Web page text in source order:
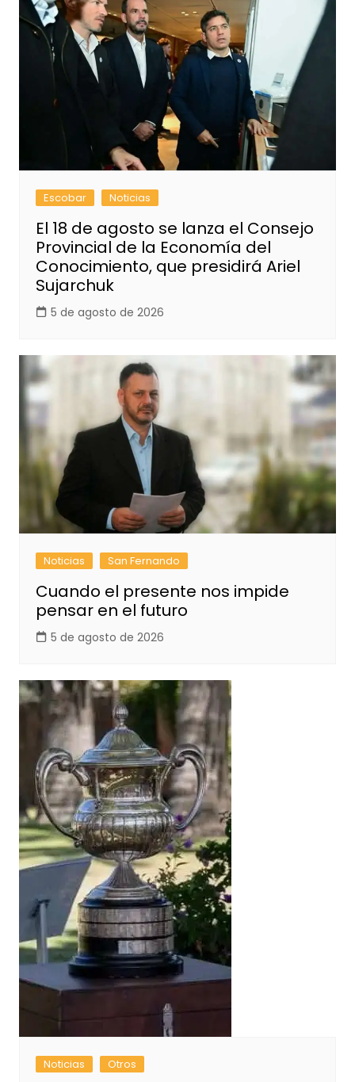
Escobar Noticias
El 18 de agosto se lanza el Consejo
Provincial de la Economía del
Conocimiento, que presidirá Ariel
Sujarchuk
5 de agosto de 2026
Noticias San Fernando
Cuando el presente nos impide
pensar en el futuro
5 de agosto de 2026
Noticias Otros